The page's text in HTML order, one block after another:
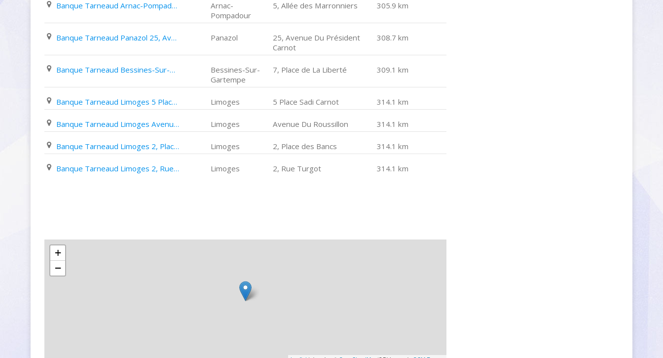
Banque Tarneaud Arnac-Pompadour 5, Allée des Marronniers
Arnac-
Pompadour
5, Allée des Marronniers 305.9 km
Banque Tarneaud Panazol 25, Avenue Du Président Carnot Panazol
25, Avenue Du Président
Carnot
308.7 km
Banque Tarneaud Bessines-Sur-Gartempe 7, Place de La Liberté
Bessines-Sur-
Gartempe
7, Place de La Liberté 309.1 km
Banque Tarneaud Limoges 5 Place Sadi Carnot Limoges 5 Place Sadi Carnot 314.1 km
Banque Tarneaud Limoges Avenue Du Roussillon Limoges Avenue Du Roussillon 314.1 km
Banque Tarneaud Limoges 2, Place des Bancs Limoges 2, Place des Bancs 314.1 km
Banque Tarneaud Limoges 2, Rue Turgot Limoges 2, Rue Turgot 314.1 km
+
−